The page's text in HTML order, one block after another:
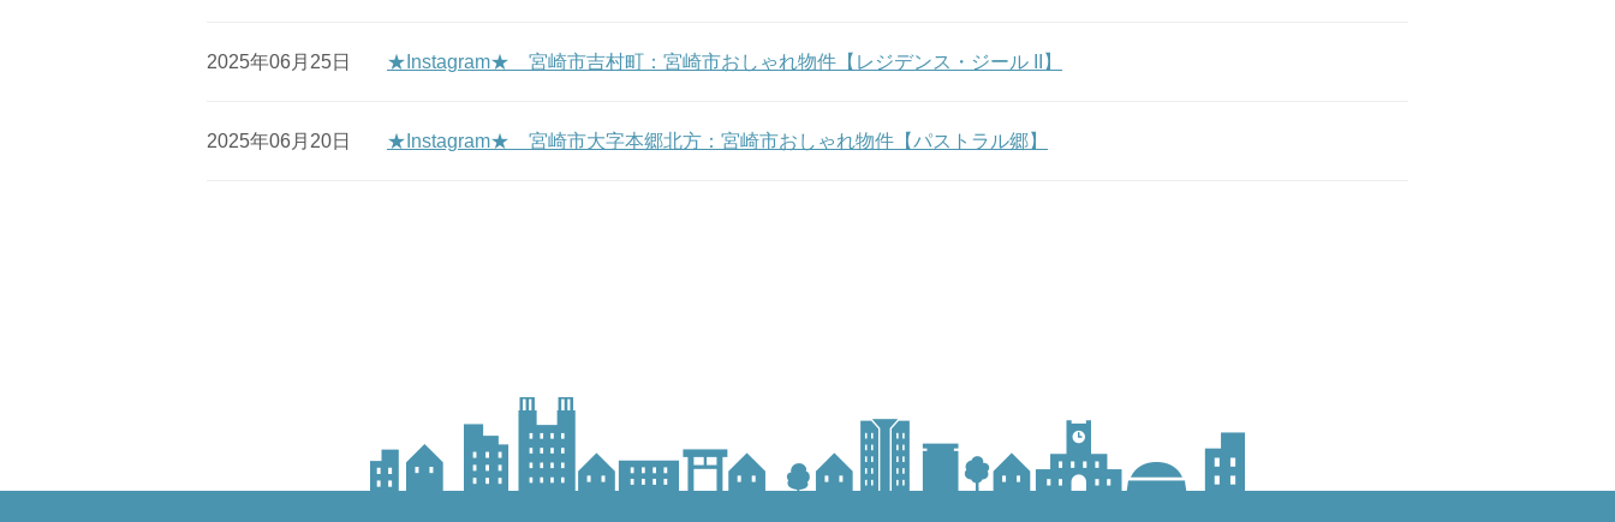
2025年06月25日 ★Instagram★ 宮崎市吉村町：宮崎市おしゃれ物件【レジデンス・ジール II】
2025年06月20日 ★Instagram★ 宮崎市大字本郷北方：宮崎市おしゃれ物件【パストラル郷】